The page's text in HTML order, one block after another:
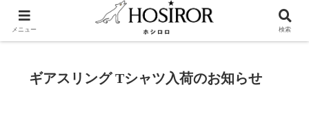
ギアスリング Tシャツ入荷のお知らせ
メニュー 検索